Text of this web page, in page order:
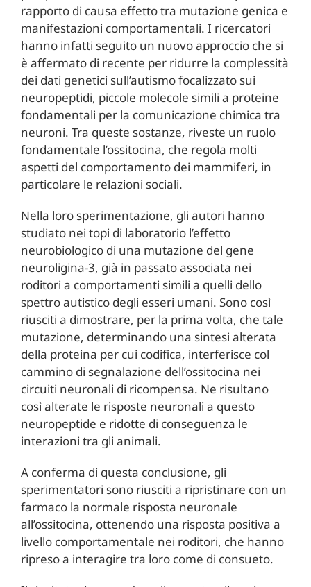
rapporto di causa effetto tra mutazione genica e
manifestazioni comportamentali. I ricercatori
hanno infatti seguito un nuovo approccio che si
è affermato di recente per ridurre la complessità
dei dati genetici sull’autismo focalizzato sui
neuropeptidi, piccole molecole simili a proteine
fondamentali per la comunicazione chimica tra
neuroni. Tra queste sostanze, riveste un ruolo
fondamentale l’ossitocina, che regola molti
aspetti del comportamento dei mammiferi, in
particolare le relazioni sociali.
Nella loro sperimentazione, gli autori hanno
studiato nei topi di laboratorio l’effetto
neurobiologico di una mutazione del gene
neuroligina-3, già in passato associata nei
roditori a comportamenti simili a quelli dello
spettro autistico degli esseri umani. Sono così
riusciti a dimostrare, per la prima volta, che tale
mutazione, determinando una sintesi alterata
della proteina per cui codifica, interferisce col
cammino di segnalazione dell’ossitocina nei
circuiti neuronali di ricompensa. Ne risultano
così alterate le risposte neuronali a questo
neuropeptide e ridotte di conseguenza le
interazioni tra gli animali.
A conferma di questa conclusione, gli
sperimentatori sono riusciti a ripristinare con un
farmaco la normale risposta neuronale
all’ossitocina, ottenendo una risposta positiva a
livello comportamentale nei roditori, che hanno
ripreso a interagire tra loro come di consueto.